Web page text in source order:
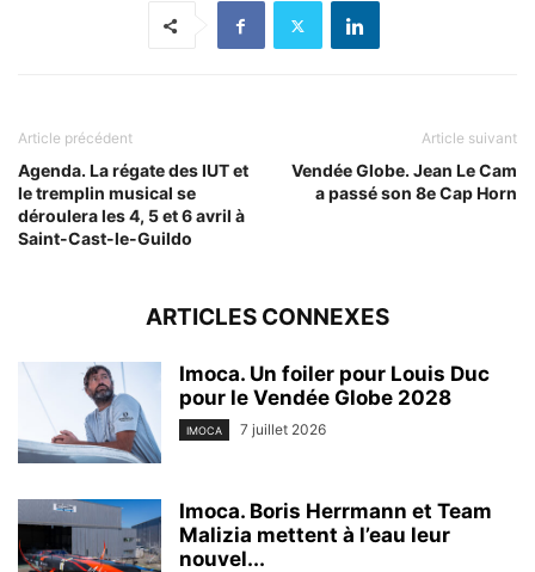
Article précédent
Agenda. La régate des IUT et
le tremplin musical se
déroulera les 4, 5 et 6 avril à
Saint-Cast-le-Guildo
Article suivant
Vendée Globe. Jean Le Cam
a passé son 8e Cap Horn
ARTICLES CONNEXES
Imoca. Un foiler pour Louis Duc
pour le Vendée Globe 2028
IMOCA 7 juillet 2026
Imoca. Boris Herrmann et Team
Malizia mettent à l’eau leur
nouvel...